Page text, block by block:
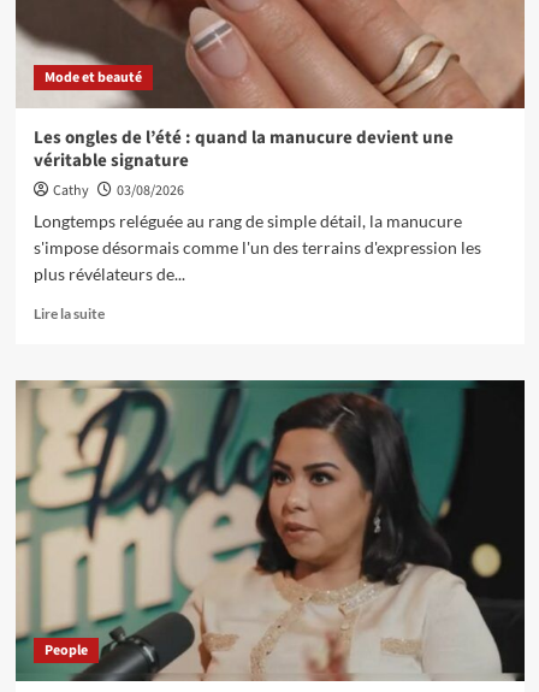
Mode et beauté
Les ongles de l’été : quand la manucure devient une
véritable signature
Cathy
03/08/2026
Longtemps reléguée au rang de simple détail, la manucure
s'impose désormais comme l'un des terrains d'expression les
plus révélateurs de...
Lire la suite
People